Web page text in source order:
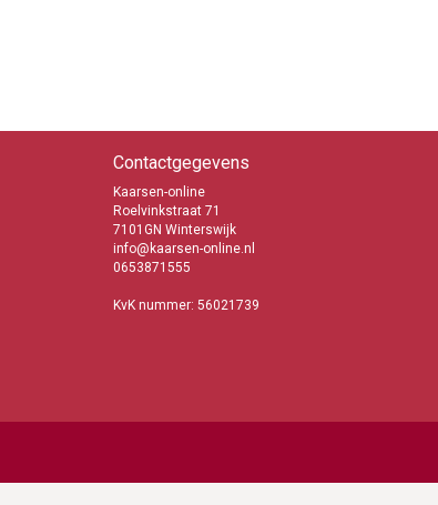
Contactgegevens
Kaarsen-online
Roelvinkstraat 71
7101GN Winterswijk
info@kaarsen-online.nl
0653871555
KvK nummer: 56021739